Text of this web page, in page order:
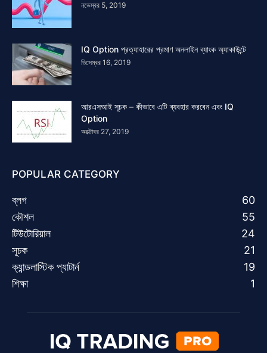
নভেম্বর 5, 2019
IQ Option প্রত্যাহারের প্রমাণ অনলাইন ব্যাংক অ্যাকাউন্টে
ডিসেম্বর 16, 2019
আরএসআই সূচক – কীভাবে এটি ব্যবহার করবেন এবং IQ
Option
অক্টোবর 27, 2019
POPULAR CATEGORY
ব্লগ
60
কৌশল
55
টিউটোরিয়াল
24
সূচক
21
ক্যান্ডলাস্টিক প্যাটার্ন
19
শিক্ষা
1